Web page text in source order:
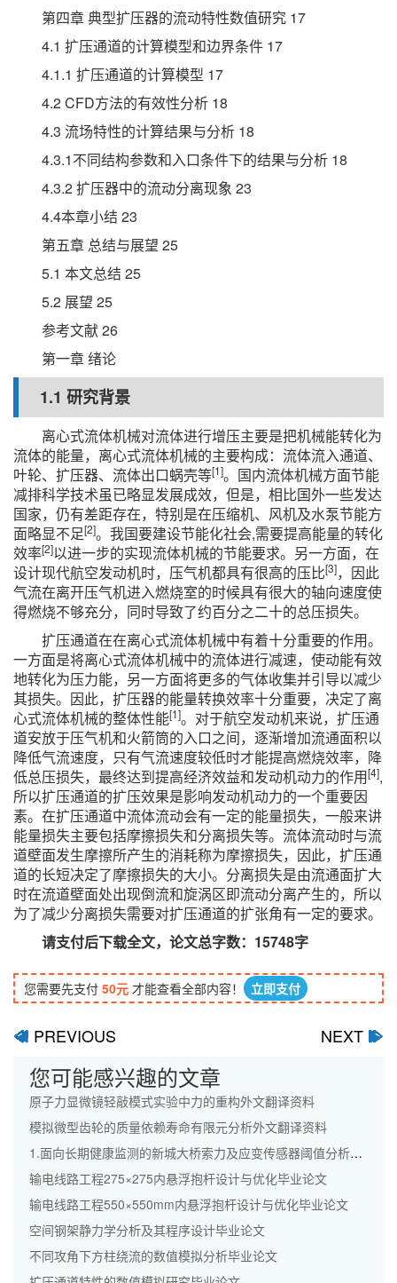
第四章 典型扩压器的流动特性数值研究 17
4.1 扩压通道的计算模型和边界条件 17
4.1.1 扩压通道的计算模型 17
4.2 CFD方法的有效性分析 18
4.3 流场特性的计算结果与分析 18
4.3.1不同结构参数和入口条件下的结果与分析 18
4.3.2 扩压器中的流动分离现象 23
4.4本章小结 23
第五章 总结与展望 25
5.1 本文总结 25
5.2 展望 25
参考文献 26
第一章 绪论
1.1 研究背景
离心式流体机械对流体进行增压主要是把机械能转化为
流体的能量，离心式流体机械的主要构成：流体流入通道、
叶轮、扩压器、流体出口蜗壳等[1]。国内流体机械方面节能
减排科学技术虽已略显发展成效，但是，相比国外一些发达
国家，仍有差距存在，特别是在压缩机、风机及水泵节能方
面略显不足[2]。我国要建设节能化社会,需要提高能量的转化
效率[2]以进一步的实现流体机械的节能要求。另一方面，在
设计现代航空发动机时，压气机都具有很高的压比[3]，因此
气流在离开压气机进入燃烧室的时候具有很大的轴向速度使
得燃烧不够充分，同时导致了约百分之二十的总压损失。
扩压通道在在离心式流体机械中有着十分重要的作用。
一方面是将离心式流体机械中的流体进行减速，使动能有效
地转化为压力能，另一方面将更多的气体收集并引导以减少
其损失。因此，扩压器的能量转换效率十分重要，决定了离
心式流体机械的整体性能[1]。对于航空发动机来说，扩压通
道安放于压气机和火箭筒的入口之间，逐渐增加流通面积以
降低气流速度，只有气流速度较低时才能提高燃烧效率，降
低总压损失，最终达到提高经济效益和发动机动力的作用[4],
所以扩压通道的扩压效果是影响发动机动力的一个重要因
素。在扩压通道中流体流动会有一定的能量损失，一般来讲
能量损失主要包括摩擦损失和分离损失等。流体流动时与流
道壁面发生摩擦所产生的消耗称为摩擦损失，因此，扩压通
道的长短决定了摩擦损失的大小。分离损失是由流通面扩大
时在流道壁面处出现倒流和旋涡区即流动分离产生的，所以
为了减少分离损失需要对扩压通道的扩张角有一定的要求。
请支付后下载全文，论文总字数：15748字
您需要先支付 50元 才能查看全部内容！ 立即支付
ﰊ PREVIOUS NEXT ﰋ
您可能感兴趣的文章
原子力显微镜轻敲模式实验中力的重构外文翻译资料
模拟微型齿轮的质量依赖寿命有限元分析外文翻译资料
1.面向长期健康监测的新城大桥索力及应变传感器阈值分析外文翻译资料
输电线路工程275×275内悬浮抱杆设计与优化毕业论文
输电线路工程550×550mm内悬浮抱杆设计与优化毕业论文
空间钢架静力学分析及其程序设计毕业论文
不同攻角下方柱绕流的数值模拟分析毕业论文